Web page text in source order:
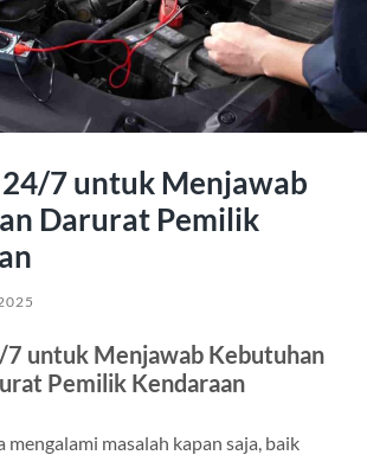
7 untuk Menjawab
Darurat Pemilik
7 untuk Menjawab Kebutuhan
Pemilik Kendaraan
mengalami masalah kapan saja, baik